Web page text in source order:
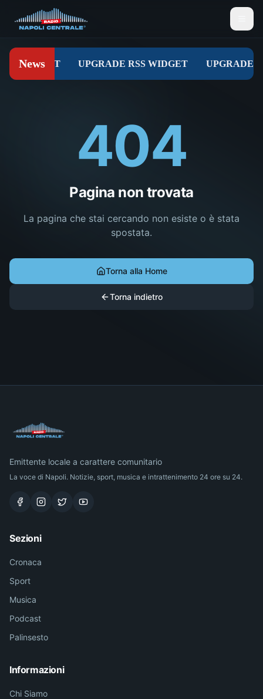
404
Pagina non trovata
La pagina che stai cercando non esiste o è stata
spostata.
Torna alla Home
Torna indietro
Emittente locale a carattere comunitario
La voce di Napoli. Notizie, sport, musica e intrattenimento 24 ore su 24.
Sezioni
Cronaca
Sport
Musica
Podcast
Palinsesto
Informazioni
Chi Siamo